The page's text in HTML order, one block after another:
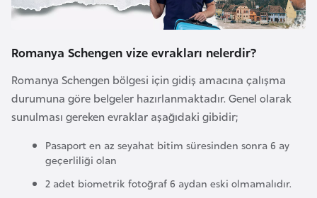
Romanya Schengen vize evrakları nelerdir?
Romanya Schengen bölgesi için gidiş amacına çalışma
durumuna göre belgeler hazırlanmaktadır. Genel olarak
sunulması gereken evraklar aşağıdaki gibidir;
Pasaport en az seyahat bitim süresinden sonra 6 ay
geçerliliği olan
2 adet biometrik fotoğraf 6 aydan eski olmamalıdır.
e
m
h
u